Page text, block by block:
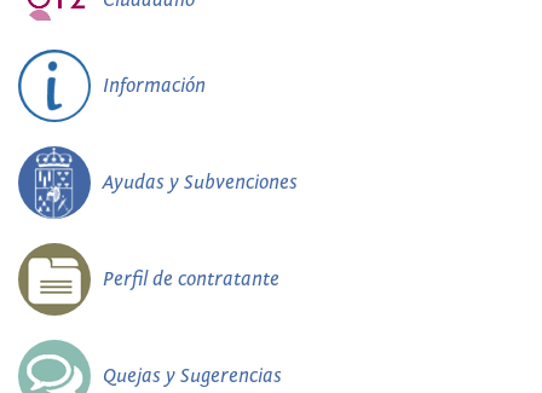
Información
Ayudas y Subvenciones
Perfil de contratante
Quejas y Sugerencias